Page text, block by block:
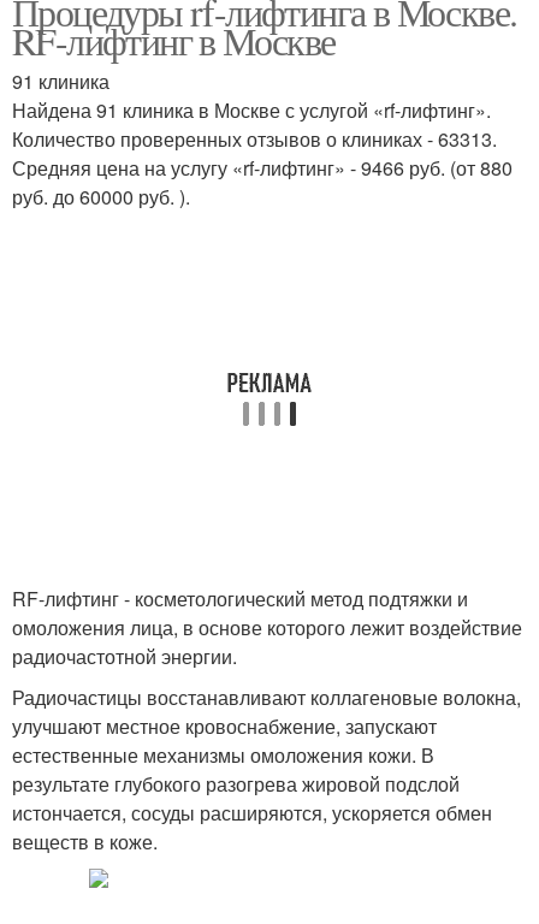
Процедуры rf-лифтинга в Москве.
RF-лифтинг в Москве
91 клиника
Найдена 91 клиника в Москве с услугой «rf-лифтинг».
Количество проверенных отзывов о клиниках - 63313.
Средняя цена на услугу «rf-лифтинг» - 9466 руб. (от 880
руб. до 60000 руб. ).
RF-лифтинг - косметологический метод подтяжки и
омоложения лица, в основе которого лежит воздействие
радиочастотной энергии.
Радиочастицы восстанавливают коллагеновые волокна,
улучшают местное кровоснабжение, запускают
естественные механизмы омоложения кожи. В
результате глубокого разогрева жировой подслой
истончается, сосуды расширяются, ускоряется обмен
веществ в коже.